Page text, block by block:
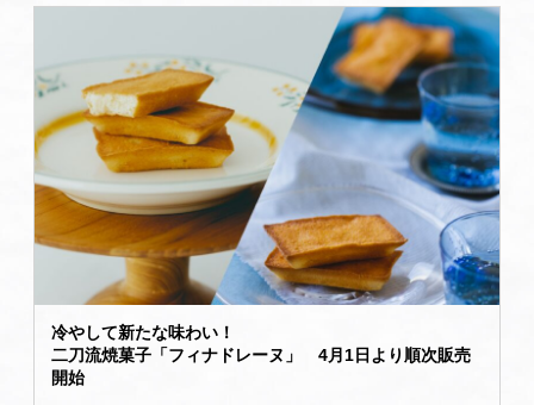
冷やして新たな味わい！
二刀流焼菓子「フィナドレーヌ」 4月1日より順次販売
開始